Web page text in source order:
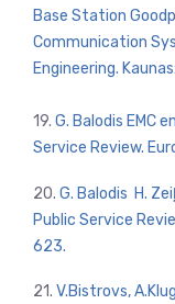
Base Station
Communication
Engineering.
19. G. Balodis EMC
Service Review.
20. G. Balodis H.
Public Service
623.
21. V.Bistrovs,